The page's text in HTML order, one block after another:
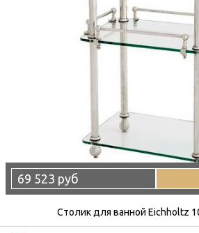
69 523 руб
Столик для ванной Eichholtz